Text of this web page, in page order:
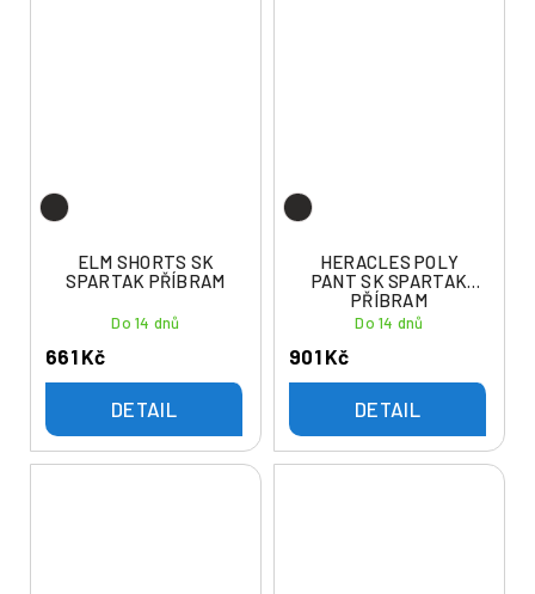
ELM SHORTS SK
SPARTAK PŘÍBRAM
Do 14 dnů
661 Kč
DETAIL
HERACLES POLY
PANT SK SPARTAK
PŘÍBRAM
Do 14 dnů
901 Kč
DETAIL